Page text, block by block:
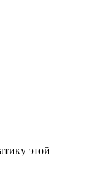
этой